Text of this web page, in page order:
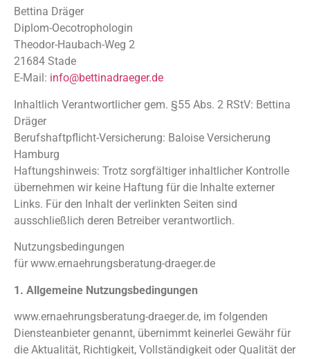
Bettina Dräger
Diplom-Oecotrophologin
Theodor-Haubach-Weg 2
21684 Stade
E-Mail: info@bettinadraeger.de
Inhaltlich Verantwortlicher gem. §55 Abs. 2 RStV: Bettina
Dräger
Berufshaftpflicht-Versicherung: Baloise Versicherung
Hamburg
Haftungshinweis: Trotz sorgfältiger inhaltlicher Kontrolle
übernehmen wir keine Haftung für die Inhalte externer
Links. Für den Inhalt der verlinkten Seiten sind
ausschließlich deren Betreiber verantwortlich.
Nutzungsbedingungen
für www.ernaehrungsberatung-draeger.de
1. Allgemeine Nutzungsbedingungen
www.ernaehrungsberatung-draeger.de, im folgenden
Diensteanbieter genannt, übernimmt keinerlei Gewähr für
die Aktualität, Richtigkeit, Vollständigkeit oder Qualität der